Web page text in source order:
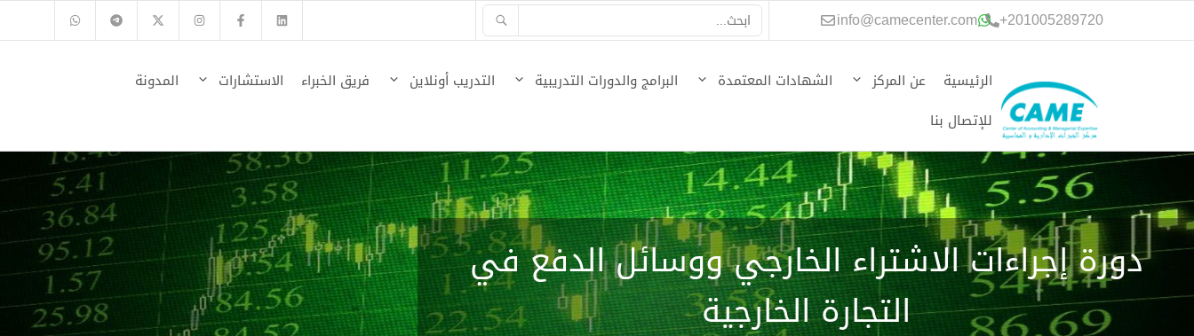
انتقل 201005289720
+
info@camecenter.com
الرئيسية عن المركز الشهادات المعتمدة البرامج والدورات التدريبية التدريب أونلاين فريق الخبراء الاستشارات
المدونة
للإتصال بنا
دورة إجراءات الاشتراء الخارجي ووسائل الدفع في
التجارة الخارجية